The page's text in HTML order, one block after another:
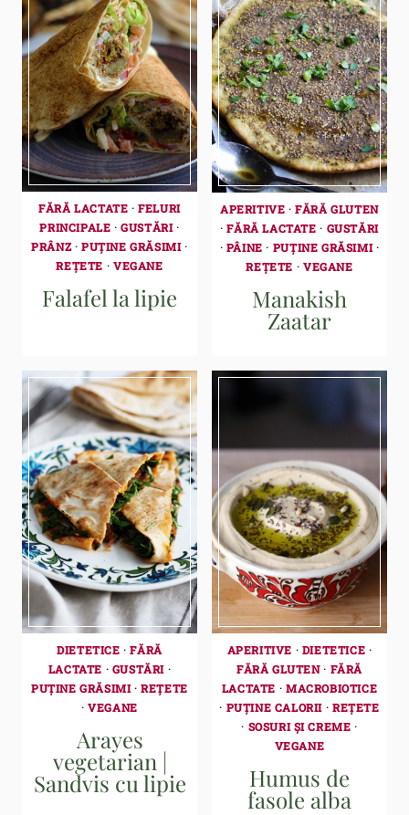
FĂRĂ LACTATE ·FELURI
PRINCIPALE ·GUSTĂRI·
PRÂNZ·PUȚINE GRĂSIMI·
REȚETE · VEGANE
Falafel la lipie
APERITIVE ·FĂRĂ GLUTEN
·FĂRĂ LACTATE · GUSTĂRI
· PÂINE · PUȚINE GRĂSIMI·
REȚETE · VEGANE
Manakish
Zaatar
DIETETICE ·FĂRĂ
LACTATE · GUSTĂRI ·
PUȚINE GRĂSIMI·REȚETE
·VEGANE
Arayes
vegetarian |
Sandvis cu lipie
APERITIVE · DIETETICE ·
FĂRĂ GLUTEN· FĂRĂ
LACTATE · MACROBIOTICE
· PUȚINE CALORII · REȚETE
· SOSURI ȘI CREME ·
VEGANE
Humus de
fasole alba